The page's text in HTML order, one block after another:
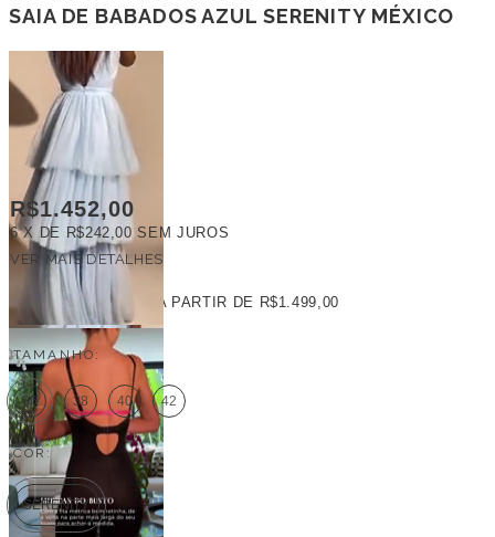
SAIA DE BABADOS AZUL SERENITY MÉXICO
R$1.452,00
6 X DE R$242,00 SEM JUROS
VER MAIS DETALHES
FRETE GRÁTIS A PARTIR DE R$1.499,00
TAMANHO:
36 38 40 42
COR:
SERENITY